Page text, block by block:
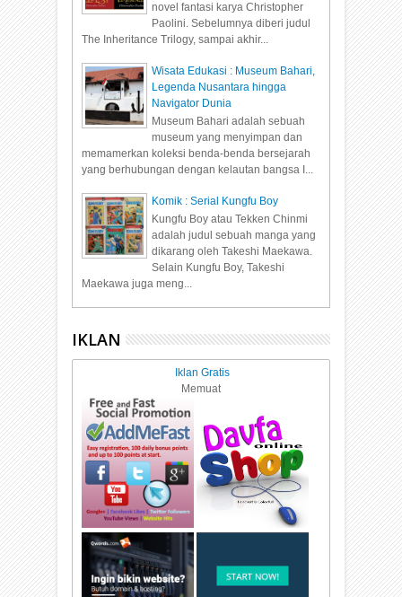
novel fantasi karya Christopher
Paolini. Sebelumnya diberi judul
The Inheritance Trilogy, sampai akhir...
Wisata Edukasi : Museum Bahari,
Legenda Nusantara hingga
Navigator Dunia
Museum Bahari adalah sebuah
museum yang menyimpan dan
memamerkan koleksi benda-benda bersejarah
yang berhubungan dengan kelautan bangsa I...
Komik : Serial Kungfu Boy
Kungfu Boy atau Tekken Chinmi
adalah judul sebuah manga yang
dikarang oleh Takeshi Maekawa.
Selain Kungfu Boy, Takeshi
Maekawa juga meng...
IKLAN
Iklan Gratis
Memuat